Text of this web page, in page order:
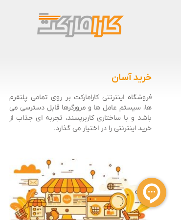
خرید آسان
فروشگاه اینترنتی کارامارکت بر روی تمامی پلتفرم
ها، سیستم عامل ها و مرورگرها قابل دسترسی می
باشد و با ساختاری کاربرپسند، تجربه ای جذاب از
خرید اینترنتی را در اختیار می گذارد.